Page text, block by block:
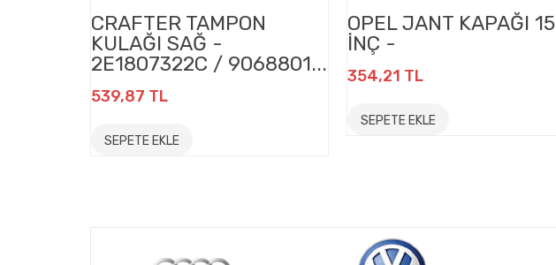
CRAFTER TAMPON
KULAĞI SAĞ -
2E1807322C / 9068801...
539,87 TL
SEPETE EKLE
OPEL JANT KAPAĞI 15
İNÇ -
354,21 TL
SEPETE EKLE